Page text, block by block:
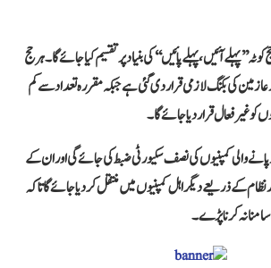
’’پہلے آئیں، پہلے پائیں‘‘ کی بنیاد پر تقسیم کیا جائے گا۔ ہر حج
عازمین کی بکنگ لازمی قرار دی گئی ہے جبکہ مقررہ تعداد سے کم
غیر فعال قرار دیا جائے گا۔
والی کمپنیوں کی نصف سکیورٹی ضبط کی جائے گی اور ان کے
نظام کے ذریعے دیگر اہل کمپنیوں میں منتقل کر دیا جائے گا تاکہ
نہ کرنا پڑے۔